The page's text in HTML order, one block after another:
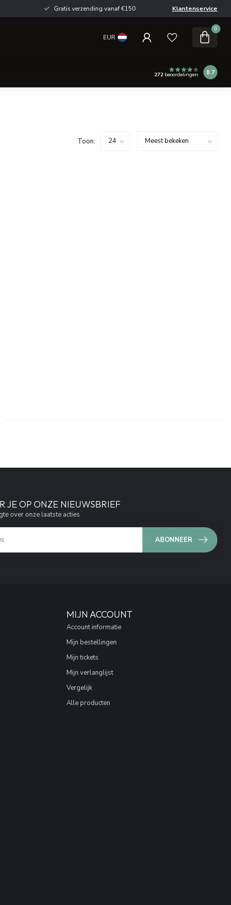
Gratis verzending vanaf €150 Klantenservice
EUR
0
272beoordelingen 8.7
Toon:
JE OP ONZE NIEUWSBRIEF
over onze laatste acties
ABONNEER
MIJN ACCOUNT
Account informatie
Mijn bestellingen
Mijn tickets
Mijn verlanglijst
Vergelijk
Alle producten